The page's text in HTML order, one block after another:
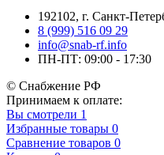
192102, г. Санкт-
8 (999) 516 09 29
info@snab-rf.info
ПН-ПТ: 09:00 - 17:30
© Снабжение РФ
Принимаем к оплате:
Вы смотрели 1
Избранные товары 0
Сравнение товаров 0